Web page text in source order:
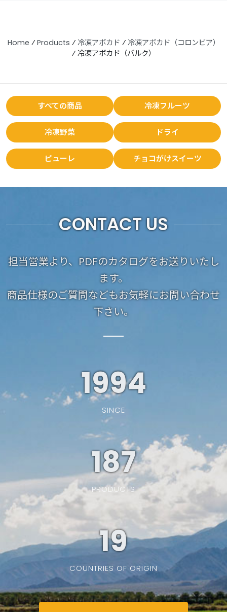
Home ⁄ Products ⁄ 冷凍アボカド ⁄ 冷凍アボカド（コロンビア）
⁄ 冷凍アボカド（バルク）
すべての商品 冷凍フルーツ
冷凍野菜 ドライ
ピューレ チョコがけスイーツ
CONTACT US
担当営業より、PDFのカタログをお送りいたし
ます。
商品仕様のご質問などもお気軽にお問い合わせ
下さい。
1994
SINCE
187
PRODUCTS
19
COUNTRIES OF ORIGIN